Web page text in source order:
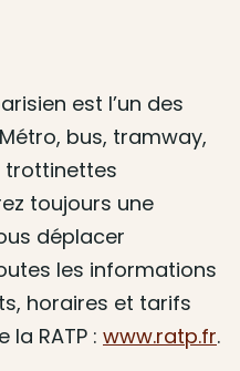
est l’un des
bus, tramway,
trottinettes
toujours une
déplacer
les informations
horaires et tarifs
RATP : www.ratp.fr.